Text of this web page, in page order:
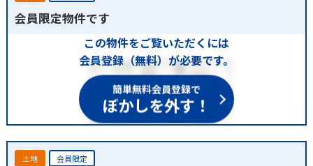
会員限定物件です
この物件をご覧いただくには
会員登録（無料）が必要です。
簡単無料会員登録で
ぼかしを外す！
土地 会員限定